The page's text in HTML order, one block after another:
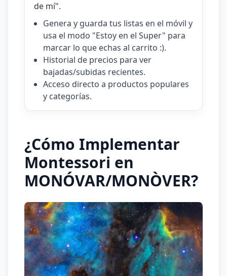
de mí".
Genera y guarda tus listas en el móvil y
usa el modo "Estoy en el Super" para
marcar lo que echas al carrito :).
Historial de precios para ver
bajadas/subidas recientes.
Acceso directo a productos populares
y categorías.
¿Cómo Implementar
Montessori en
MONÓVAR/MONÒVER?